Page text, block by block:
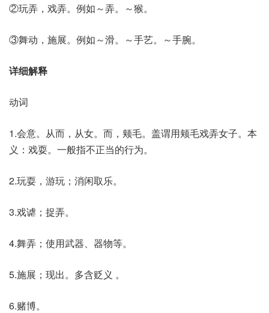
②玩弄，戏弄。例如～弄。～猴。
③舞动，施展。例如～滑。～手艺。～手腕。
详细解释
动词
1.会意。从而，从女。而，颊毛。盖谓用颊毛戏弄女子。本
义：戏耍。一般指不正当的行为。
2.玩耍，游玩；消闲取乐。
3.戏谑；捉弄。
4.舞弄；使用武器、器物等。
5.施展；现出。多含贬义 。
6.赌博。